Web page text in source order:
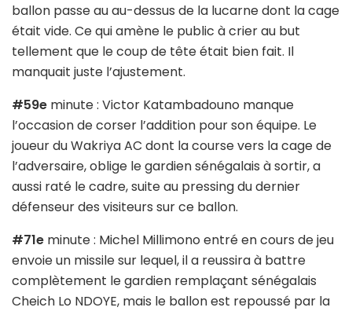
ballon passe au au-dessus de la lucarne dont la cage
était vide. Ce qui amène le public à crier au but
tellement que le coup de tête était bien fait. Il
manquait juste l’ajustement.
#59e minute : Victor Katambadouno manque
l’occasion de corser l’addition pour son équipe. Le
joueur du Wakriya AC dont la course vers la cage de
l’adversaire, oblige le gardien sénégalais à sortir, a
aussi raté le cadre, suite au pressing du dernier
défenseur des visiteurs sur ce ballon.
#71e minute : Michel Millimono entré en cours de jeu
envoie un missile sur lequel, il a reussira à battre
complètement le gardien remplaçant sénégalais
Cheich Lo NDOYE, mais le ballon est repoussé par la